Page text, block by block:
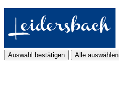
Auswahl bestätigen Alle auswählen